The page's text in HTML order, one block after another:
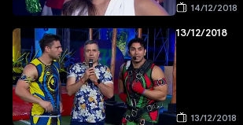
14/12/2018
13/12/2018
13/12/2018